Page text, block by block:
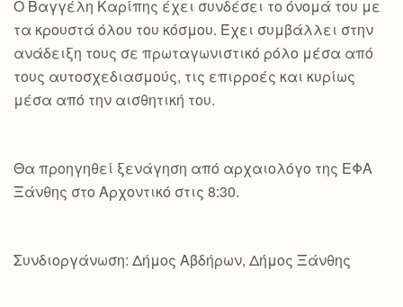
Ο Βαγγέλη Καρίπης έχει συνδέσει το όνομά του με
τα κρουστά όλου του κόσμου. Έχει συμβάλλει στην
ανάδειξη τους σε πρωταγωνιστικό ρόλο μέσα από
τους αυτοσχεδιασμούς, τις επιρροές και κυρίως
μέσα από την αισθητική του.
Θα προηγηθεί ξενάγηση από αρχαιολόγο της ΕΦΑ
Ξάνθης στο Αρχοντικό στις 8:30.
Συνδιοργάνωση: Δήμος Αβδήρων, Δήμος Ξάνθης